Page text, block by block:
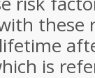
these
is